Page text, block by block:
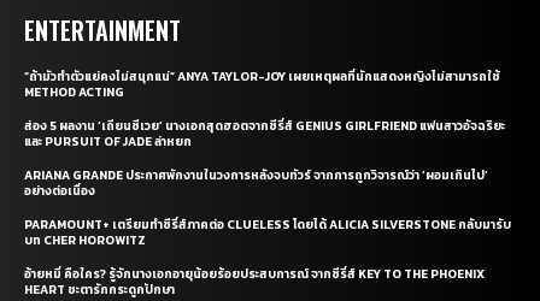
ENTERTAINMENT
“ถ้ามัวทำตัวแย่คงไม่สนุกแน่” ANYA TAYLOR-JOY เผยเหตุผลที่นักแสดงหญิงไม่สามารถใช้
METHOD ACTING
ส่อง 5 ผลงาน ‘เถียนซีเวย’ นางเอกสุดฮอตจากซีรี่ส์ GENIUS GIRLFRIEND แฟนสาวอัจฉริยะ
และ PURSUIT OF JADE ล่าหยก
ARIANA GRANDE ประกาศพักงานในวงการหลังจบทัวร์ จากการถูกวิจารณ์ว่า ‘ผอมเกินไป’
อย่างต่อเนื่อง
PARAMOUNT+ เตรียมทำซีรี่ส์ภาคต่อ CLUELESS โดยได้ ALICIA SILVERSTONE กลับมารับ
บท CHER HOROWITZ
อ้ายหมี่ คือใคร? รู้จักนางเอกอายุน้อยร้อยประสบการณ์ จากซีรี่ส์ KEY TO THE PHOENIX
HEART ชะตารักกระดูกปักษา